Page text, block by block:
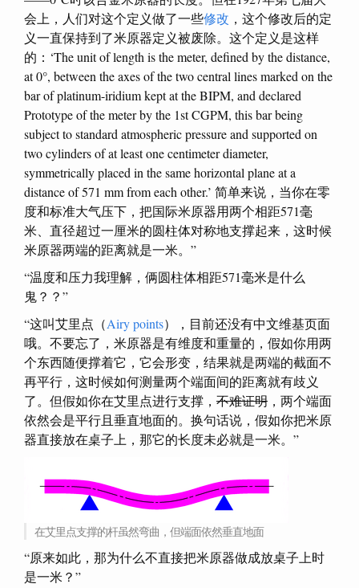
会上，人们对这个定义做了一些修改 ，这个修改后的定
义一直保持到了米原器定义被废除。这个定义是这样
的：‘The unit of length is the meter, defined by the distance,
at 0°, between the axes of the two central lines marked on the
bar of platinum-iridium kept at the BIPM, and declared
Prototype of the meter by the 1st CGPM, this bar being
subject to standard atmospheric pressure and supported on
two cylinders of at least one centimeter diameter,
symmetrically placed in the same horizontal plane at a
distance of 571 mm from each other.’ 简单来说，当你在零
度和标准大气压下，把国际米原器用两个相距571毫
米、直径超过一厘米的圆柱体对称地支撑起来，这时候
米原器两端的距离就是一米。”
“温度和压力我理解，俩圆柱体相距571毫米是什么
鬼？？”
“这叫艾里点（Airy points），目前还没有中文维基页面
哦。不要忘了，米原器是有维度和重量的，假如你用两
个东西随便撑着它，它会形变，结果就是两端的截面不
再平行，这时候如何测量两个端面间的距离就有歧义
了。但假如你在艾里点进行支撑， 不难证明 ，两个端面
依然会是平行且垂直地面的。换句话说，假如你把米原
器直接放在桌子上，那它的长度未必就是一米。”
在艾里点支撑的杆虽然弯曲，但端面依然垂直地面
“原来如此，那为什么不直接把米原器做成放桌子上时
是一米？”